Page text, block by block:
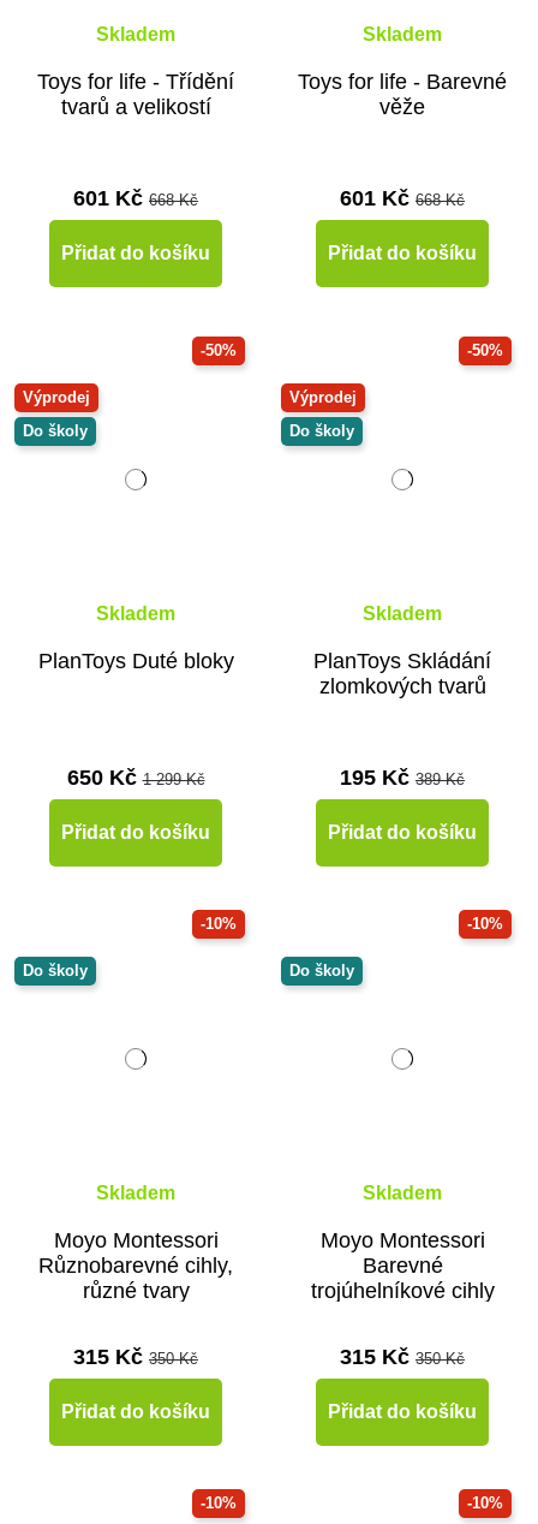
Skladem
Toys for life - Třídění
tvarů a velikostí
601 Kč 668 Kč
Přidat do košíku
Skladem
Toys for life - Barevné
věže
601 Kč 668 Kč
Přidat do košíku
-50%
Výprodej
Do školy
Skladem
PlanToys Duté bloky
650 Kč1 299 Kč
Přidat do košíku
-50%
Výprodej
Do školy
Skladem
PlanToys Skládání
zlomkových tvarů
195 Kč 389 Kč
Přidat do košíku
-10%
Do školy
Skladem
Moyo Montessori
Různobarevné cihly,
různé tvary
315 Kč 350 Kč
Přidat do košíku
-10%
Do školy
Skladem
Moyo Montessori
Barevné
trojúhelníkové cihly
315 Kč 350 Kč
Přidat do košíku
-10% -10%